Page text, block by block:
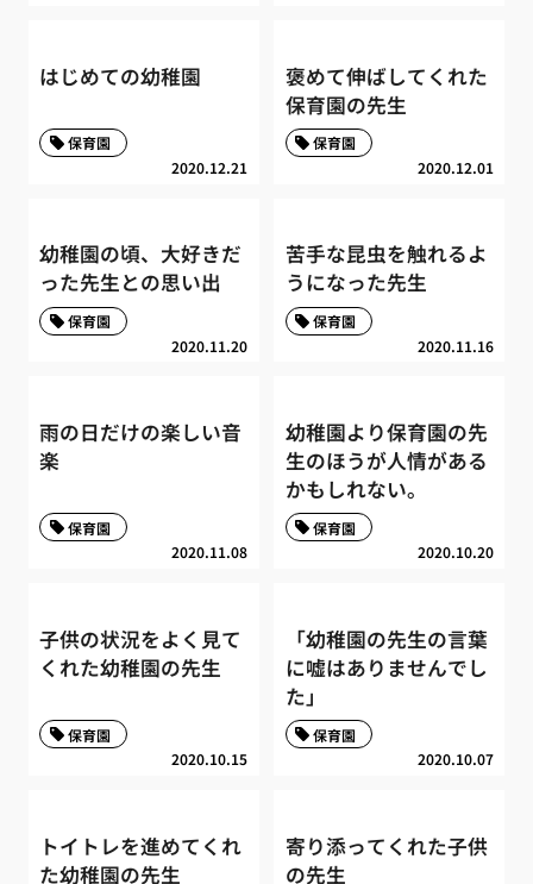
はじめての幼稚園
2020.12.21
保育園
褒めて伸ばしてくれた
保育園の先生
2020.12.01
保育園
幼稚園の頃、大好きだ
った先生との思い出
2020.11.20
保育園
苦手な昆虫を触れるよ
うになった先生
2020.11.16
保育園
雨の日だけの楽しい音
楽
2020.11.08
保育園
幼稚園より保育園の先
生のほうが人情がある
かもしれない。
2020.10.20
保育園
子供の状況をよく見て
くれた幼稚園の先生
2020.10.15
保育園
「幼稚園の先生の言葉
に嘘はありませんでし
た」
2020.10.07
保育園
トイトレを進めてくれ
た幼稚園の先生
寄り添ってくれた子供
の先生